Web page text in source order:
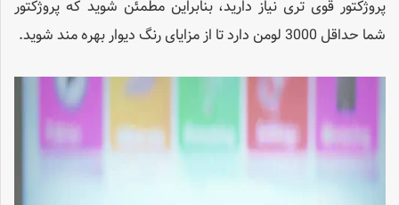
پروژکتور قوی تری نیاز دارید، بنابراین مطمئن شوید که پروژکتور
شما حداقل 3000 لومن دارد تا از مزایای رنگ دیوار بهره مند شوید.